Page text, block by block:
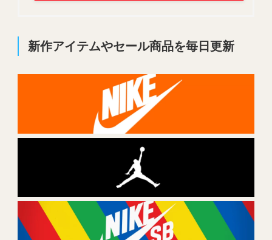
新作アイテムやセール商品を毎日更新